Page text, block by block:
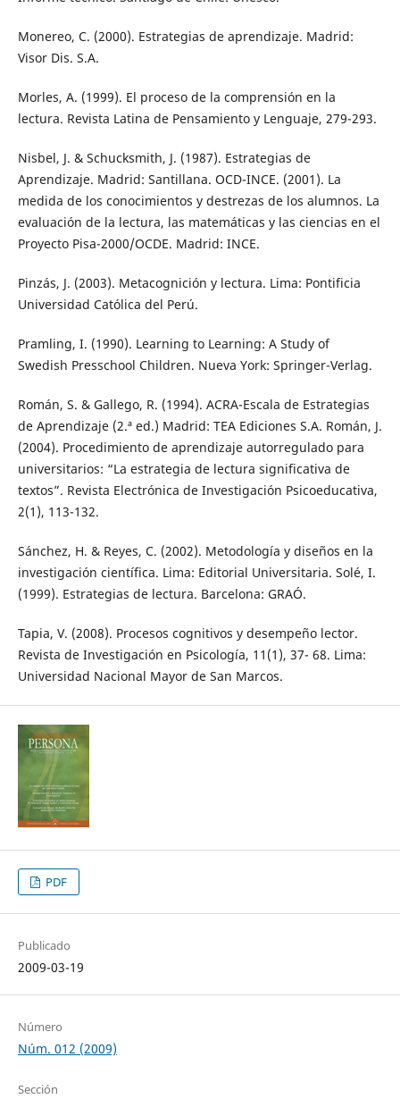
Monereo, C. (2000). Estrategias de aprendizaje. Madrid:
Visor Dis. S.A.
Morles, A. (1999). El proceso de la comprensión en la
lectura. Revista Latina de Pensamiento y Lenguaje, 279-293.
Nisbel, J. & Schucksmith, J. (1987). Estrategias de
Aprendizaje. Madrid: Santillana. OCD-INCE. (2001). La
medida de los conocimientos y destrezas de los alumnos. La
evaluación de la lectura, las matemáticas y las ciencias en el
Proyecto Pisa-2000/OCDE. Madrid: INCE.
Pinzás, J. (2003). Metacognición y lectura. Lima: Pontificia
Universidad Católica del Perú.
Pramling, I. (1990). Learning to Learning: A Study of
Swedish Presschool Children. Nueva York: Springer-Verlag.
Román, S. & Gallego, R. (1994). ACRA-Escala de Estrategias
de Aprendizaje (2.ª ed.) Madrid: TEA Ediciones S.A. Román, J.
(2004). Procedimiento de aprendizaje autorregulado para
universitarios: “La estrategia de lectura significativa de
textos”. Revista Electrónica de Investigación Psicoeducativa,
2(1), 113-132.
Sánchez, H. & Reyes, C. (2002). Metodología y diseños en la
investigación científica. Lima: Editorial Universitaria. Solé, I.
(1999). Estrategias de lectura. Barcelona: GRAÓ.
Tapia, V. (2008). Procesos cognitivos y desempeño lector.
Revista de Investigación en Psicología, 11(1), 37- 68. Lima:
Universidad Nacional Mayor de San Marcos.
PDF
Publicado
2009-03-19
Número
Núm. 012 (2009)
Sección